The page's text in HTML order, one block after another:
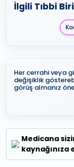
İlgili Tıbbi
Her cerrahi veya
değişiklik
görüş almanız
Medicana
kaynağınıza